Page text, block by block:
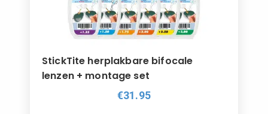
StickTite herplakbare bifocale
lenzen + montage set
€31.95